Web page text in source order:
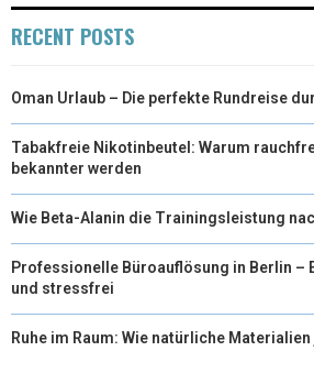
RECENT POSTS
Oman Urlaub – Die perfekte Rundreise
Tabakfreie Nikotinbeutel: Warum
bekannter werden
Wie Beta-Alanin die Trainingsleistung
Professionelle Büroauflösung in Berlin –
und stressfrei
Ruhe im Raum: Wie natürliche